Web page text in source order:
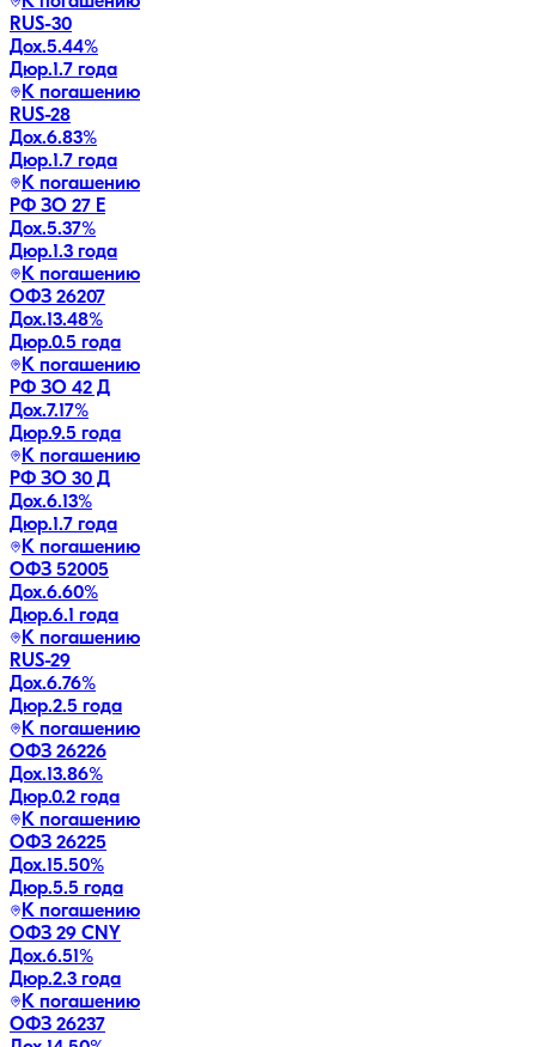
RUS-30
Дох.5.44%
Дюр.1.7 года
К погашению
RUS-28
Дох.6.83%
Дюр.1.7 года
К погашению
РФ ЗО 27 Е
Дох.5.37%
Дюр.1.3 года
К погашению
ОФЗ 26207
Дох.13.48%
Дюр.0.5 года
К погашению
РФ ЗО 42 Д
Дох.7.17%
Дюр.9.5 года
К погашению
РФ ЗО 30 Д
Дох.6.13%
Дюр.1.7 года
К погашению
ОФЗ 52005
Дох.6.60%
Дюр.6.1 года
К погашению
RUS-29
Дох.6.76%
Дюр.2.5 года
К погашению
ОФЗ 26226
Дох.13.86%
Дюр.0.2 года
К погашению
ОФЗ 26225
Дох.15.50%
Дюр.5.5 года
К погашению
ОФЗ 29 CNY
Дох.6.51%
Дюр.2.3 года
К погашению
ОФЗ 26237